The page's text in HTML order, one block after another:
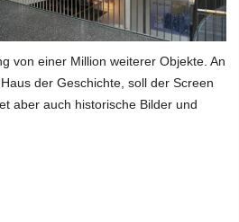
von einer Million weiterer Objekte. An
der Geschichte, soll der Screen
aber auch historische Bilder und